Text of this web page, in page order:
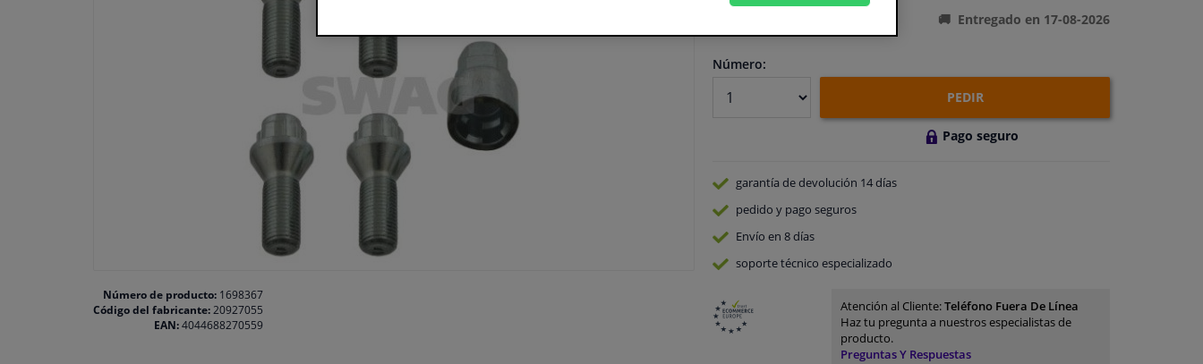
Número de producto: 1698367
Código del fabricante:20927055
EAN:4044688270559
Entregado en 17-08-2026
Número:
PEDIR
Pago seguro
garantía de devolución 14 días
pedido y pago seguros
Envío en 8 días
soporte técnico especializado
Atención al Cliente:Teléfono Fuera De Línea
Haz tu pregunta a nuestros especialistas de
producto.
Preguntas Y Respuestas